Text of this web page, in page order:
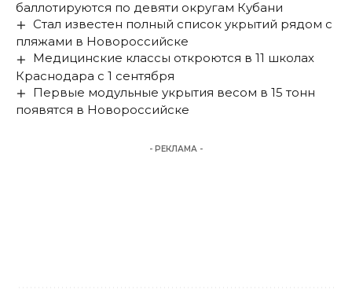
баллотируются по девяти округам Кубани
Стал известен полный список укрытий рядом с
пляжами в Новороссийске
Медицинские классы откроются в 11 школах
Краснодара с 1 сентября
Первые модульные укрытия весом в 15 тонн
появятся в Новороссийске
- РЕКЛАМА -